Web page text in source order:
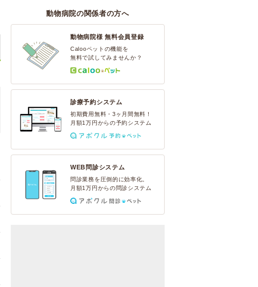
動物病院の関係者の方へ
動物病院様 無料会員登録
Calooペットの機能を
無料で試してみませんか？
診療予約システム
初期費用無料・3ヶ月間無料！
月額1万円からの予約システム
WEB問診システム
問診業務を圧倒的に効率化。
月額1万円からの問診システム